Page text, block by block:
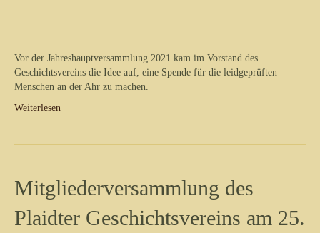
Vor der Jahreshauptversammlung 2021 kam im Vorstand des
Geschichtsvereins die Idee auf, eine Spende für die leidgeprüften
Menschen an der Ahr zu machen.
Weiterlesen
Mitgliederversammlung des
Plaidter Geschichtsvereins am 25.